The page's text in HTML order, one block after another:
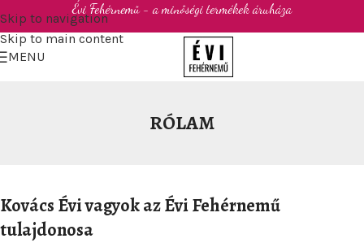
Skip to navigation
Skip to main content
Évi Fehérnemű - a minőségi termékek áruháza
MENU
RÓLAM
Kovács Évi vagyok az Évi Fehérnemű
tulajdonosa